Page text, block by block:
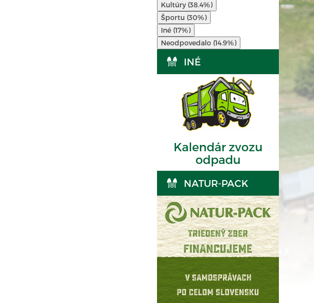
Kultúry (38.4%)
Športu (30%)
Iné (17%)
Neodpovedalo (14.9%)
INÉ
Kalendár zvozu
odpadu
NATUR-PACK